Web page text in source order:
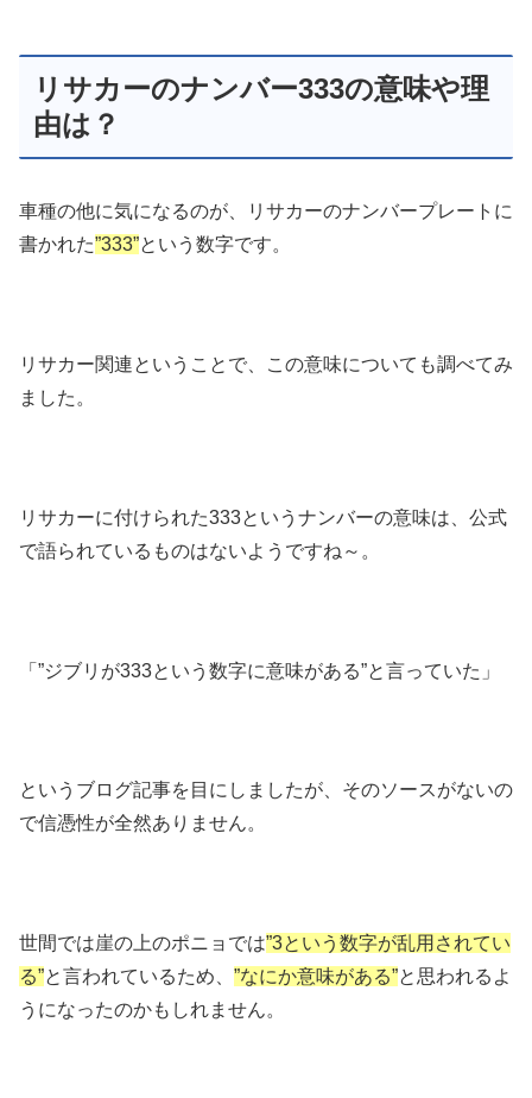
リサカーのナンバー333の意味や理
由は？
車種の他に気になるのが、リサカーのナンバープレートに
書かれた”333”という数字です。
リサカー関連ということで、この意味についても調べてみ
ました。
リサカーに付けられた333というナンバーの意味は、公式
で語られているものはないようですね～。
「”ジブリが333という数字に意味がある”と言っていた」
というブログ記事を目にしましたが、そのソースがないの
で信憑性が全然ありません。
世間では崖の上のポニョでは”3という数字が乱用されてい
る”と言われているため、 ”なにか意味がある”と思われるよ
うになったのかもしれません。